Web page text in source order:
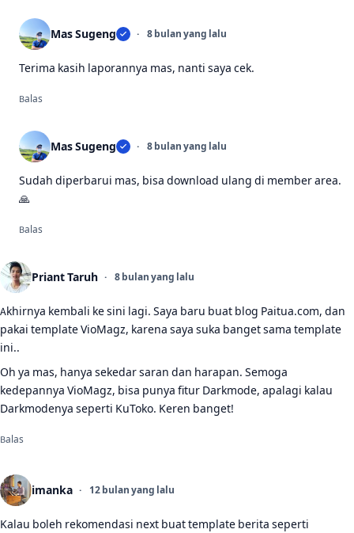
Mas Sugeng 8 bulan yang lalu
Terima kasih laporannya mas, nanti saya cek.
Balas
Mas Sugeng 8 bulan yang lalu
Sudah diperbarui mas, bisa download ulang di member area.
🙏
Balas
Priant Taruh 8 bulan yang lalu
Akhirnya kembali ke sini lagi. Saya baru buat blog Paitua.com, dan
pakai template VioMagz, karena saya suka banget sama template
ini..
Oh ya mas, hanya sekedar saran dan harapan. Semoga
kedepannya VioMagz, bisa punya fitur Darkmode, apalagi kalau
Darkmodenya seperti KuToko. Keren banget!
Balas
imanka 12 bulan yang lalu
Kalau boleh rekomendasi next buat template berita seperti